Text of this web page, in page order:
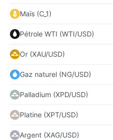
Maïs (C_1)
Pétrole WTI (WTI/USD)
Or (XAU/USD)
Gaz naturel (NG/USD)
Palladium (XPD/USD)
Platine (XPT/USD)
Argent (XAG/USD)